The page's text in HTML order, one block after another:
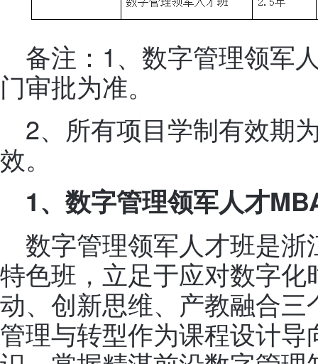
备注：1、数字管理领军
门审批为准。
2、所有项目学制有效期
效。
1、数字管理领军人才
数字管理领军人才班是
特色班，立足于应对数字
动、创新思维、产教融合
管理与转型作为课程设计